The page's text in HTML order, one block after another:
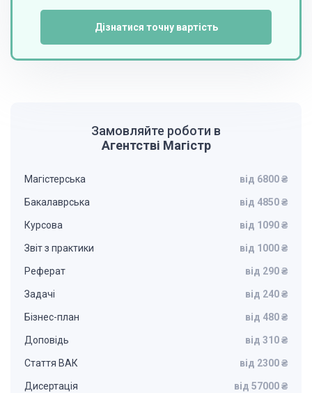
Дізнатися точну вартість
Замовляйте роботи в
Агентстві Магістр
Магістерська від 6800 ₴
Бакалаврська від 4850 ₴
Курсова від 1090 ₴
Звіт з практики від 1000 ₴
Реферат від 290 ₴
Задачі від 240 ₴
Бізнес-план від 480 ₴
Доповідь від 310 ₴
Стаття ВАК від 2300 ₴
Дисертація від 57000 ₴